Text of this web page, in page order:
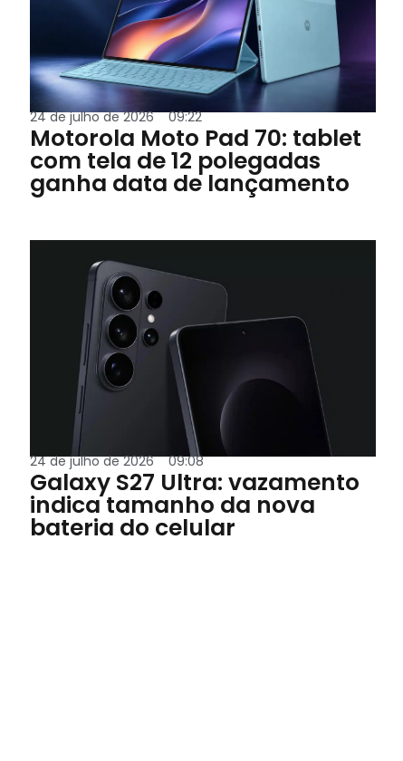
24 de julho de 2026 09:22
Motorola Moto Pad 70: tablet
com tela de 12 polegadas
ganha data de lançamento
24 de julho de 2026 09:08
Galaxy S27 Ultra: vazamento
indica tamanho da nova
bateria do celular